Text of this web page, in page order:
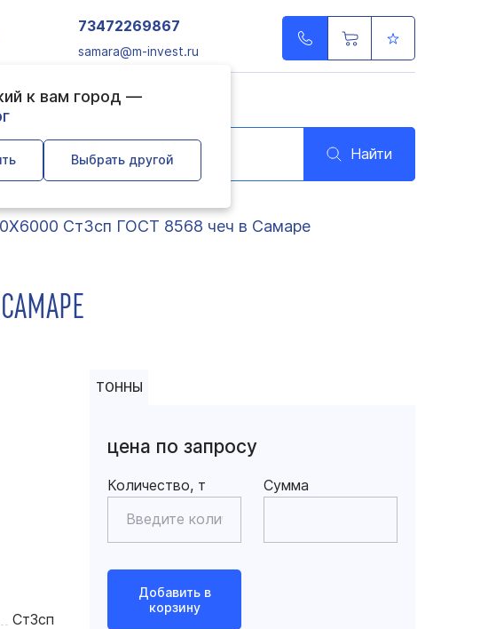
к вам город —
Выбрать другой
73472269867
samara@m-invest.ru
Найти
Ст3сп ГОСТ 8568 чеч в Самаре
Ст3сп
ТОННЫ
цена по запросу
Количество, т Сумма
Добавить в
корзину